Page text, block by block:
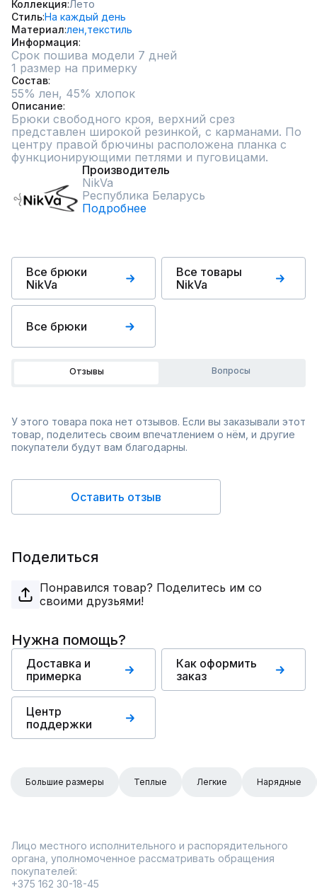
Коллекция Лето
СтильНа каждый день
Материал лен, текстиль
Информация
Срок пошива модели 7 дней
1 размер на примерку
Состав
55% лен, 45% хлопок
Описание
Брюки свободного кроя, верхний срез
представлен широкой резинкой, с карманами. По
центру правой брючины расположена планка с
функционирующими петлями и пуговицами.
Производитель
NikVa
Республика Беларусь
Подробнее
Все брюки
NikVa
Все товары
NikVa
Все брюки
Отзывы Вопросы
У этого товара пока нет отзывов. Если вы заказывали этот
товар, поделитесь своим впечатлением о нём, и другие
покупатели будут вам благодарны.
Оставить отзыв
Поделиться
Понравился товар? Поделитесь им со
своими друзьями!
Нужна помощь?
Доставка и
примерка
Как оформить
заказ
Центр
поддержки
Большие размеры Теплые Легкие Нарядные
Лицо местного исполнительного и распорядительного
органа, уполномоченное рассматривать обращения
покупателей:
+375 162 30-18-45